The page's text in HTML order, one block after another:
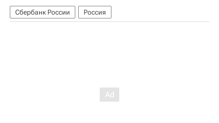
Сбербанк России Россия